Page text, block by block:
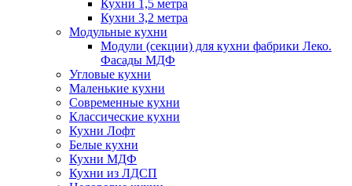
Кухни 1,5 метра
Кухни 3,2 метра
Модульные кухни
Модули (секции) для кухни фабрики Леко.
Фасады МДФ
Угловые кухни
Маленькие кухни
Современные кухни
Классические кухни
Кухни Лофт
Белые кухни
Кухни МДФ
Кухни из ЛДСП